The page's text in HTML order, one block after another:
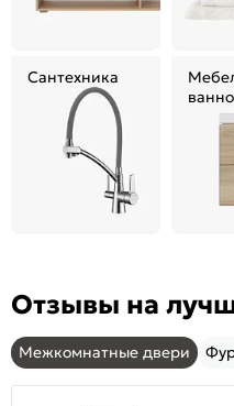
Сантехника
Отзывы на
Межкомнатные двери